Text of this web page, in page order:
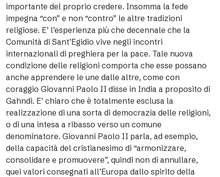
importante del proprio credere. Insomma la fede
impegna “con” e non “contro” le altre tradizioni
religiose. E’ l’esperienza più che decennale che la
Comunità di Sant’Egidio vive negli incontri
internazionali di preghiera per la pace. Tale nuova
condizione delle religioni comporta che esse possano
anche apprendere le une dalle altre, come con
coraggio Giovanni Paolo II disse in India a proposito di
Gahndi. E’ chiaro che è totalmente esclusa la
realizzazione di una sorta di democrazia delle religioni,
o di una intesa a ribasso verso un comune
denominatore. Giovanni Paolo II parla, ad esempio,
della capacità del cristianesimo di “armonizzare,
consolidare e promuovere”, quindi non di annullare,
quei valori consegnati all’Europa dallo spirito della